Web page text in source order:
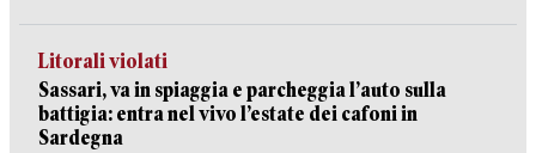
Litorali violati
Sassari, va in spiaggia e parcheggia l’auto sulla
battigia: entra nel vivo l’estate dei cafoni in
Sardegna